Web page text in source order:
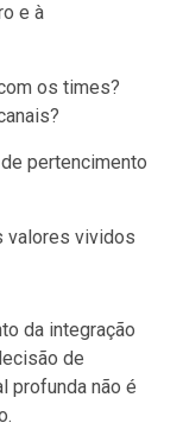
e à
os times?
pertencimento
valores vividos
da integração
de
profunda não é